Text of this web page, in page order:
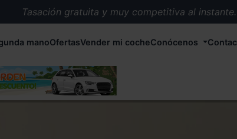
Tasación gratuita y muy competitiva al instante.
Más de 5.000 conductores satisfechos.
Buscamos el coche que tu quieras.
tu coche en cualquier parte de España.
manoOfertasVender mi cocheConócenos